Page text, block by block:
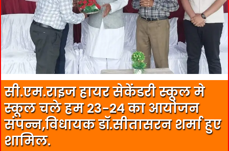
सी.एम.राइज हायर सेकेंडरी स्कूल मे
स्कूल चले हम 23-24 का आयोजन
संपन्न,विधायक डॉ.सीतासरन शर्मा हुए
शामिल.